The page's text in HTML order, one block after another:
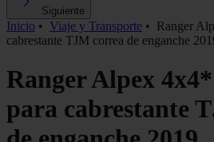
Siguiente
Inicio • Viaje y Transporte • Ranger
cabrestante TJM correa de enganche
Ranger Alpex
para cabrestante